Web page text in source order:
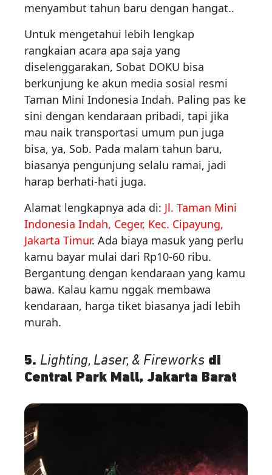
menyambut tahun baru dengan hangat..
Untuk mengetahui lebih lengkap
rangkaian acara apa saja yang
diselenggarakan, Sobat DOKU bisa
berkunjung ke akun media sosial resmi
Taman Mini Indonesia Indah. Paling pas ke
sini dengan kendaraan pribadi, tapi jika
mau naik transportasi umum pun juga
bisa, ya, Sob. Pada malam tahun baru,
biasanya pengunjung selalu ramai, jadi
harap berhati-hati juga.
Alamat lengkapnya ada di: Jl. Taman Mini
Indonesia Indah, Ceger, Kec. Cipayung,
Jakarta Timur. Ada biaya masuk yang perlu
kamu bayar mulai dari Rp10-60 ribu.
Bergantung dengan kendaraan yang kamu
bawa. Kalau kamu nggak membawa
kendaraan, harga tiket biasanya jadi lebih
murah.
5. Lighting, Laser, & Fireworks di
Central Park Mall, Jakarta Barat